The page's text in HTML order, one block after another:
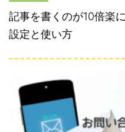
記事を書くのが10倍楽
設定と使い方